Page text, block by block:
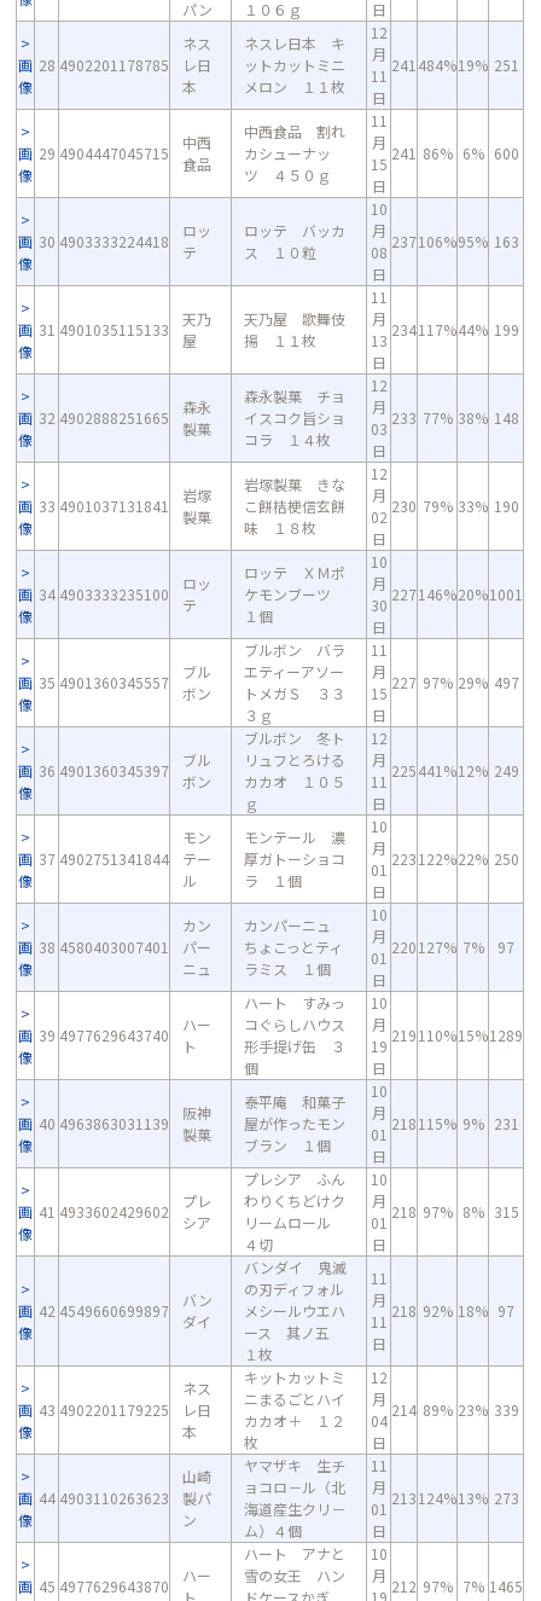
パン １０６ｇ 日
画
像
28 4902201178785
ネス
レ日
本
ネスレ日本 キ
ットカットミニ
メロン １１枚
12
月
11
日
241 484%19% 251
画
像
29 4904447045715
中西
食品
中西食品 割れ
カシューナッ
ツ ４５０ｇ
11
月
15
日
241 86% 6% 600
画
像
30 4903333224418
ロッ
テ
ロッテ バッカ
ス １０粒
10
月
08
日
237106%95% 163
画
像
31 4901035115133
天乃
屋
天乃屋 歌舞伎
揚 １１枚
11
月
13
日
234117%44% 199
画
像
32 4902888251665
森永
製菓
森永製菓 チョ
イスコク旨ショ
コラ １４枚
12
月
03
日
233 77% 38% 148
画
像
33 4901037131841
岩塚
製菓
岩塚製菓 きな
こ餅桔梗信玄餅
味 １８枚
12
月
02
日
230 79% 33% 190
画
像
34 4903333235100
ロッ
テ
ロッテ ＸＭポ
ケモンブーツ
１個
10
月
30
日
227146%20%1001
画
像
35 4901360345557
ブル
ボン
ブルボン バラ
エティーアソー
トメガＳ ３３
３ｇ
11
月
15
日
227 97% 29% 497
画
像
36 4901360345397
ブル
ボン
ブルボン 冬ト
リュフとろける
カカオ １０５
ｇ
12
月
11
日
225441%12% 249
画
像
37 4902751341844
モン
テー
ル
モンテール 濃
厚ガトーショコ
ラ １個
10
月
01
日
223122%22% 250
画
像
38 4580403007401
カン
パー
ニュ
カンパーニュ
ちょこっとティ
ラミス １個
10
月
01
日
220127% 7% 97
画
像
39 4977629643740
ハー
ト
ハート すみっ
コぐらしハウス
形手提げ缶 ３
個
10
月
19
日
219110%15%1289
画
像
40 4963863031139
阪神
製菓
泰平庵 和菓子
屋が作ったモン
ブラン １個
10
月
01
日
218115% 9% 231
画
像
41 4933602429602
プレ
シア
プレシア ふん
わりくちどけク
リームロール
４切
10
月
01
日
218 97% 8% 315
画
像
42 4549660699897
バン
ダイ
バンダイ 鬼滅
の刃ディフォル
メシールウエハ
ース 其ノ五
１枚
11
月
11
日
218 92% 18% 97
画
像
43 4902201179225
ネス
レ日
本
キットカットミ
ニまるごとハイ
カカオ＋ １２
枚
12
月
04
日
214 89% 23% 339
画
像
44 4903110263623
山崎
製パ
ン
ヤマザキ 生チ
ョコロ－ル（北
海道産生クリ－
ム）４個
11
月
01
日
213124%13% 273
画 45 4977629643870
ハー
ト
ハート アナと
雪の女王 ハン
ドケースかぎ
10
月
19
212 97% 7% 1465